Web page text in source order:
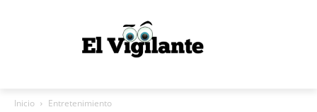
Inicio Entretenimiento